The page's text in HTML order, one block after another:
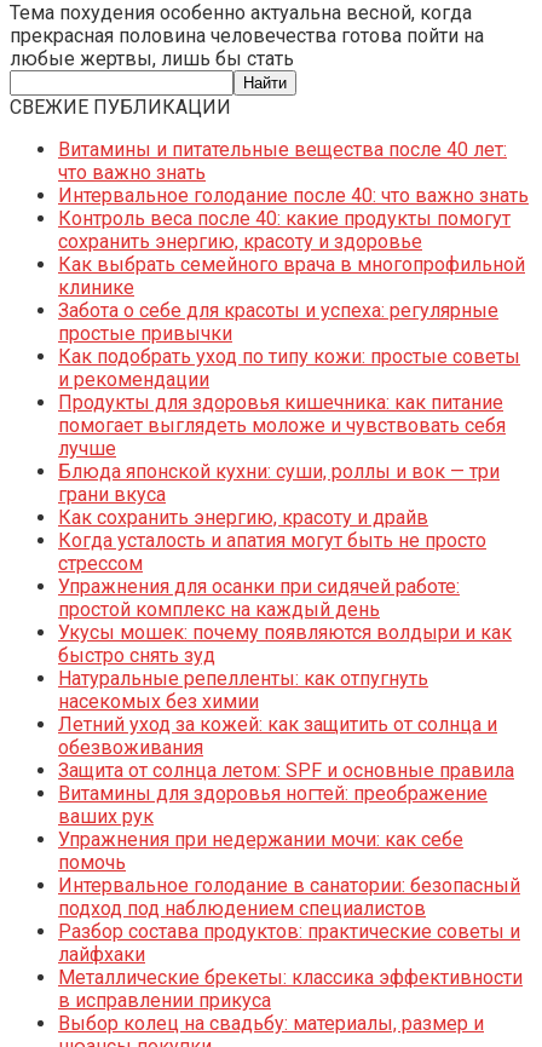
Тема похудения особенно актуальна весной, когда
прекрасная половина человечества готова пойти на
любые жертвы, лишь бы стать
СВЕЖИЕ ПУБЛИКАЦИИ
Витамины и питательные вещества после 40 лет:
что важно знать
Интервальное голодание после 40: что важно знать
Контроль веса после 40: какие продукты помогут
сохранить энергию, красоту и здоровье
Как выбрать семейного врача в многопрофильной
клинике
Забота о себе для красоты и успеха: регулярные
простые привычки
Как подобрать уход по типу кожи: простые советы
и рекомендации
Продукты для здоровья кишечника: как питание
помогает выглядеть моложе и чувствовать себя
лучше
Блюда японской кухни: суши, роллы и вок — три
грани вкуса
Как сохранить энергию, красоту и драйв
Когда усталость и апатия могут быть не просто
стрессом
Упражнения для осанки при сидячей работе:
простой комплекс на каждый день
Укусы мошек: почему появляются волдыри и как
быстро снять зуд
Натуральные репелленты: как отпугнуть
насекомых без химии
Летний уход за кожей: как защитить от солнца и
обезвоживания
Защита от солнца летом: SPF и основные правила
Витамины для здоровья ногтей: преображение
ваших рук
Упражнения при недержании мочи: как себе
помочь
Интервальное голодание в санатории: безопасный
подход под наблюдением специалистов
Разбор состава продуктов: практические советы и
лайфхаки
Металлические брекеты: классика эффективности
в исправлении прикуса
Выбор колец на свадьбу: материалы, размер и